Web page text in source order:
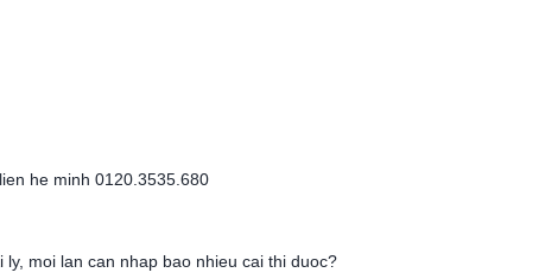
he minh 0120.3535.680
moi lan can nhap bao nhieu cai thi duoc?